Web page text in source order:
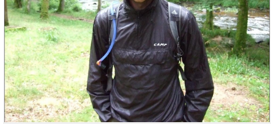
LIRE L'ARTICLE